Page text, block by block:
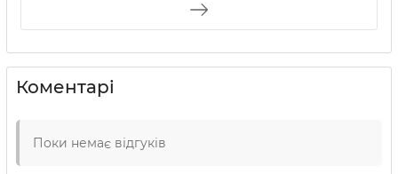
Коментарі
Поки немає відгуків